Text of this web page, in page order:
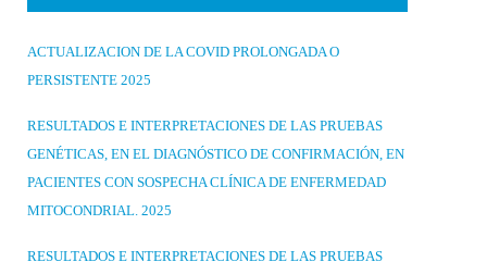
ACTUALIZACION DE LA COVID PROLONGADA O
PERSISTENTE 2025
RESULTADOS E INTERPRETACIONES DE LAS PRUEBAS
GENÉTICAS, EN EL DIAGNÓSTICO DE CONFIRMACIÓN, EN
PACIENTES CON SOSPECHA CLÍNICA DE ENFERMEDAD
MITOCONDRIAL. 2025
RESULTADOS E INTERPRETACIONES DE LAS PRUEBAS